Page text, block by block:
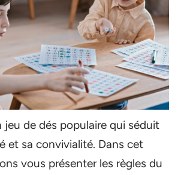
jeu de dés populaire qui séduit
et sa convivialité. Dans cet
vous présenter les règles du